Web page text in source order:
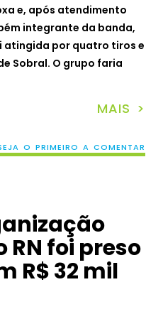
e, após atendimento
integrante da banda,
atingida por quatro tiros e
Sobral. O grupo faria
MAIS >
O PRIMEIRO A COMENTAR
foi preso
R$ 32 mil